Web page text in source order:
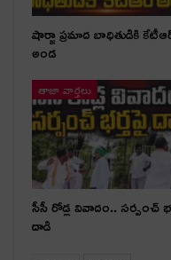
షార్జా ప్రమాద బాధితుడికి
అండ
తాజా వార్తలు
సీసీ రోడ్ల వివాదం.. స‌ర్పంచ్
దాడి